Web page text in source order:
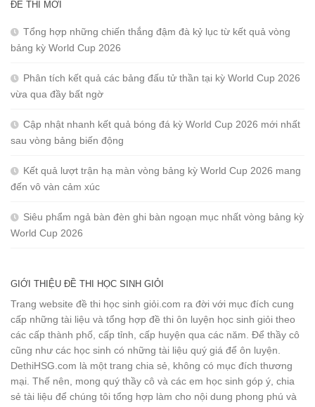
ĐỀ THI MỚI
Tổng hợp những chiến thắng đậm đà kỷ lục từ kết quả vòng
bảng kỳ World Cup 2026
Phân tích kết quả các bảng đấu tử thần tại kỳ World Cup 2026
vừa qua đầy bất ngờ
Cập nhật nhanh kết quả bóng đá kỳ World Cup 2026 mới nhất
sau vòng bảng biến động
Kết quả lượt trận hạ màn vòng bảng kỳ World Cup 2026 mang
đến vô vàn cảm xúc
Siêu phẩm ngả bàn đèn ghi bàn ngoạn mục nhất vòng bảng kỳ
World Cup 2026
GIỚI THIỆU ĐỀ THI HỌC SINH GIỎI
Trang website đề thi học sinh giỏi.com ra đời với mục đích cung
cấp những tài liệu và tổng hợp đề thi ôn luyện học sinh giỏi theo
các cấp thành phố, cấp tỉnh, cấp huyện qua các năm. Để thầy cô
cũng như các học sinh có những tài liệu quý giá để ôn luyện.
DethiHSG.com là một trang chia sẻ, không có mục đích thương
mại. Thế nên, mong quý thầy cô và các em học sinh góp ý, chia
sẻ tài liệu để chúng tôi tổng hợp làm cho nội dung phong phú và